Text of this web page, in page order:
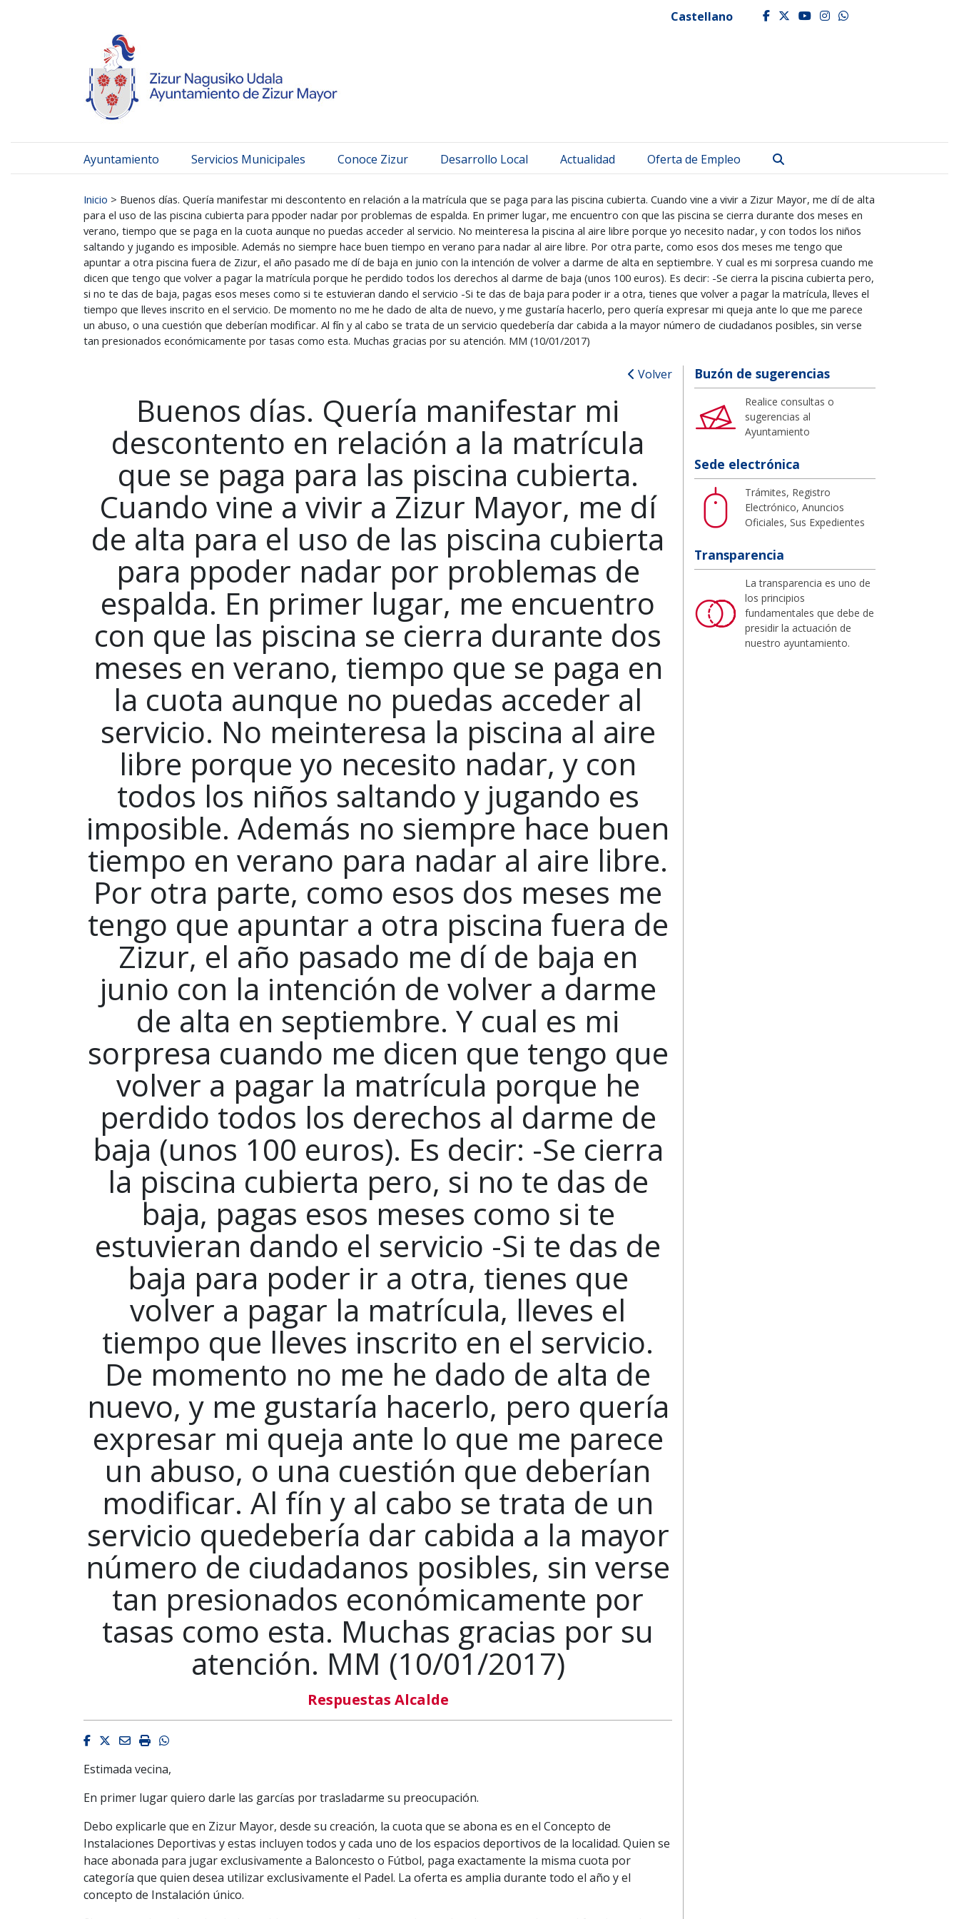
Castellano facebook
twitter
youtube
instagram
whatsapp
Ayuntamiento Servicios Municipales Conoce Zizur Desarrollo Local Actualidad Oferta de Empleo
Inicio > Buenos días. Quería manifestar mi descontento en relación a la matrícula que se paga para las piscina cubierta. Cuando vine a vivir a Zizur Mayor, me dí de alta
para el uso de las piscina cubierta para ppoder nadar por problemas de espalda. En primer lugar, me encuentro con que las piscina se cierra durante dos meses en
verano, tiempo que se paga en la cuota aunque no puedas acceder al servicio. No meinteresa la piscina al aire libre porque yo necesito nadar, y con todos los niños
saltando y jugando es imposible. Además no siempre hace buen tiempo en verano para nadar al aire libre. Por otra parte, como esos dos meses me tengo que
apuntar a otra piscina fuera de Zizur, el año pasado me dí de baja en junio con la intención de volver a darme de alta en septiembre. Y cual es mi sorpresa cuando me
dicen que tengo que volver a pagar la matrícula porque he perdido todos los derechos al darme de baja (unos 100 euros). Es decir: -Se cierra la piscina cubierta pero,
si no te das de baja, pagas esos meses como si te estuvieran dando el servicio -Si te das de baja para poder ir a otra, tienes que volver a pagar la matrícula, lleves el
tiempo que lleves inscrito en el servicio. De momento no me he dado de alta de nuevo, y me gustaría hacerlo, pero quería expresar mi queja ante lo que me parece
un abuso, o una cuestión que deberían modificar. Al fín y al cabo se trata de un servicio quedebería dar cabida a la mayor número de ciudadanos posibles, sin verse
tan presionados económicamente por tasas como esta. Muchas gracias por su atención. MM (10/01/2017)
Volver
Buenos días. Quería manifestar mi
descontento en relación a la matrícula
que se paga para las piscina cubierta.
Cuando vine a vivir a Zizur Mayor, me dí
de alta para el uso de las piscina cubierta
para ppoder nadar por problemas de
espalda. En primer lugar, me encuentro
con que las piscina se cierra durante dos
meses en verano, tiempo que se paga en
la cuota aunque no puedas acceder al
servicio. No meinteresa la piscina al aire
libre porque yo necesito nadar, y con
todos los niños saltando y jugando es
imposible. Además no siempre hace buen
tiempo en verano para nadar al aire libre.
Por otra parte, como esos dos meses me
tengo que apuntar a otra piscina fuera de
Zizur, el año pasado me dí de baja en
junio con la intención de volver a darme
de alta en septiembre. Y cual es mi
sorpresa cuando me dicen que tengo que
volver a pagar la matrícula porque he
perdido todos los derechos al darme de
baja (unos 100 euros). Es decir: -Se cierra
la piscina cubierta pero, si no te das de
baja, pagas esos meses como si te
estuvieran dando el servicio -Si te das de
baja para poder ir a otra, tienes que
volver a pagar la matrícula, lleves el
tiempo que lleves inscrito en el servicio.
De momento no me he dado de alta de
nuevo, y me gustaría hacerlo, pero quería
expresar mi queja ante lo que me parece
un abuso, o una cuestión que deberían
modificar. Al fín y al cabo se trata de un
servicio quedebería dar cabida a la mayor
número de ciudadanos posibles, sin verse
tan presionados económicamente por
tasas como esta. Muchas gracias por su
atención. MM (10/01/2017)
Respuestas Alcalde
Facebook
Twitter
EmailImprimirWhatsapp
Estimada vecina,
En primer lugar quiero darle las garcías por trasladarme su preocupación.
Debo explicarle que en Zizur Mayor, desde su creación, la cuota que se abona es en el Concepto de
Instalaciones Deportivas y estas incluyen todos y cada uno de los espacios deportivos de la localidad. Quien se
hace abonada para jugar exclusivamente a Baloncesto o Fútbol, paga exactamente la misma cuota por
categoría que quien desea utilizar exclusivamente el Padel. La oferta es amplia durante todo el año y el
concepto de Instalación único.
Buzón de sugerencias
Realice consultas o
sugerencias al
Ayuntamiento
Sede electrónica
Trámites, Registro
Electrónico, Anuncios
Oficiales, Sus Expedientes
Transparencia
La transparencia es uno de
los principios
fundamentales que debe de
presidir la actuación de
nuestro ayuntamiento.